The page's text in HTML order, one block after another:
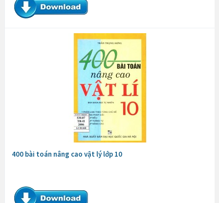
400 bài toán nâng cao vật lý lớp 10